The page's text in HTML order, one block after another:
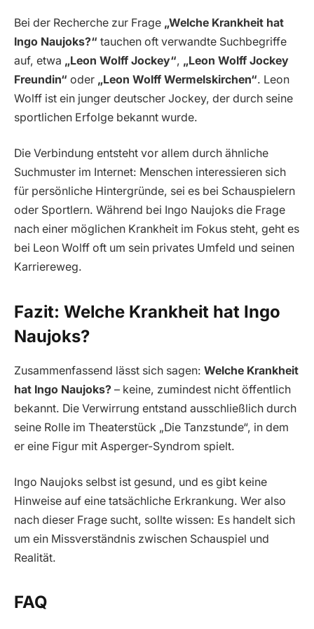
Bei der Recherche zur Frage „Welche Krankheit hat
Ingo Naujoks?“ tauchen oft verwandte Suchbegriffe
auf, etwa „Leon Wolff Jockey“, „Leon Wolff Jockey
Freundin“ oder „Leon Wolff Wermelskirchen“. Leon
Wolff ist ein junger deutscher Jockey, der durch seine
sportlichen Erfolge bekannt wurde.
Die Verbindung entsteht vor allem durch ähnliche
Suchmuster im Internet: Menschen interessieren sich
für persönliche Hintergründe, sei es bei Schauspielern
oder Sportlern. Während bei Ingo Naujoks die Frage
nach einer möglichen Krankheit im Fokus steht, geht es
bei Leon Wolff oft um sein privates Umfeld und seinen
Karriereweg.
Fazit: Welche Krankheit hat Ingo
Naujoks?
Zusammenfassend lässt sich sagen: Welche Krankheit
hat Ingo Naujoks? – keine, zumindest nicht öffentlich
bekannt. Die Verwirrung entstand ausschließlich durch
seine Rolle im Theaterstück „Die Tanzstunde“, in dem
er eine Figur mit Asperger-Syndrom spielt.
Ingo Naujoks selbst ist gesund, und es gibt keine
Hinweise auf eine tatsächliche Erkrankung. Wer also
nach dieser Frage sucht, sollte wissen: Es handelt sich
um ein Missverständnis zwischen Schauspiel und
Realität.
FAQ